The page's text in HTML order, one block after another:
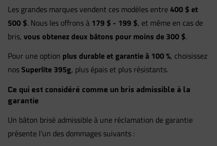
Les grandes marques vendent ces modèles entre400 $ et
500 $. Nous les offrons à 179 $ - 199 $, et même en cas de
bris, vous obtenez deux bâtons pour moins de 300 $.
Pour une option plus durable et garantie à 100 %, choisissez
nosSuperlite 395g, plus épais et plus résistants.
Ce qui est considéré comme un bris admissible à la
garantie
Un bâton brisé admissible à une réclamation de garantie
présente l’un des dommages suivants :